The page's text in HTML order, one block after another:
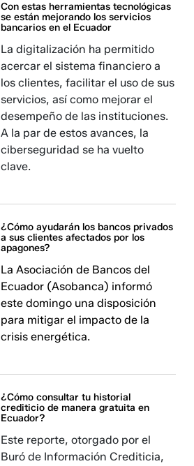
Con estas herramientas tecnológicas
se están mejorando los servicios
bancarios en el Ecuador
La digitalización ha permitido
acercar el sistema financiero a
los clientes, facilitar el uso de sus
servicios, así como mejorar el
desempeño de las instituciones.
A la par de estos avances, la
ciberseguridad se ha vuelto
clave.
¿Cómo ayudarán los bancos privados
a sus clientes afectados por los
apagones?
La Asociación de Bancos del
Ecuador (Asobanca) informó
este domingo una disposición
para mitigar el impacto de la
crisis energética.
¿Cómo consultar tu historial
crediticio de manera gratuita en
Ecuador?
Este reporte, otorgado por el
Buró de Información Crediticia,